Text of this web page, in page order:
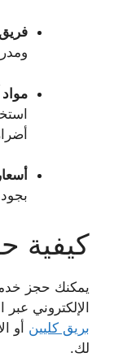
مواد
كيفية
يمكنك حجز
الإلكتروني عبر
بريق كليين أو
لك.